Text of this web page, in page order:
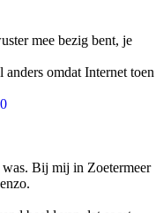
mee bezig bent, je
anders omdat Internet toen
Bij mij in Zoetermeer